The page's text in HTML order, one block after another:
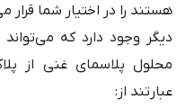
هستند را در اختیار شما
دیگر وجود دارد که
محلول پلاسمای غنی از
عبارتند از: